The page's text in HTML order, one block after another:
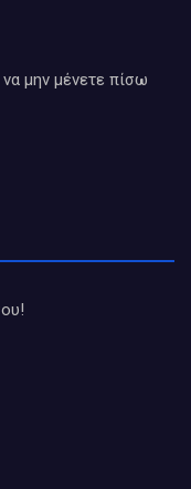
μην μένετε πίσω